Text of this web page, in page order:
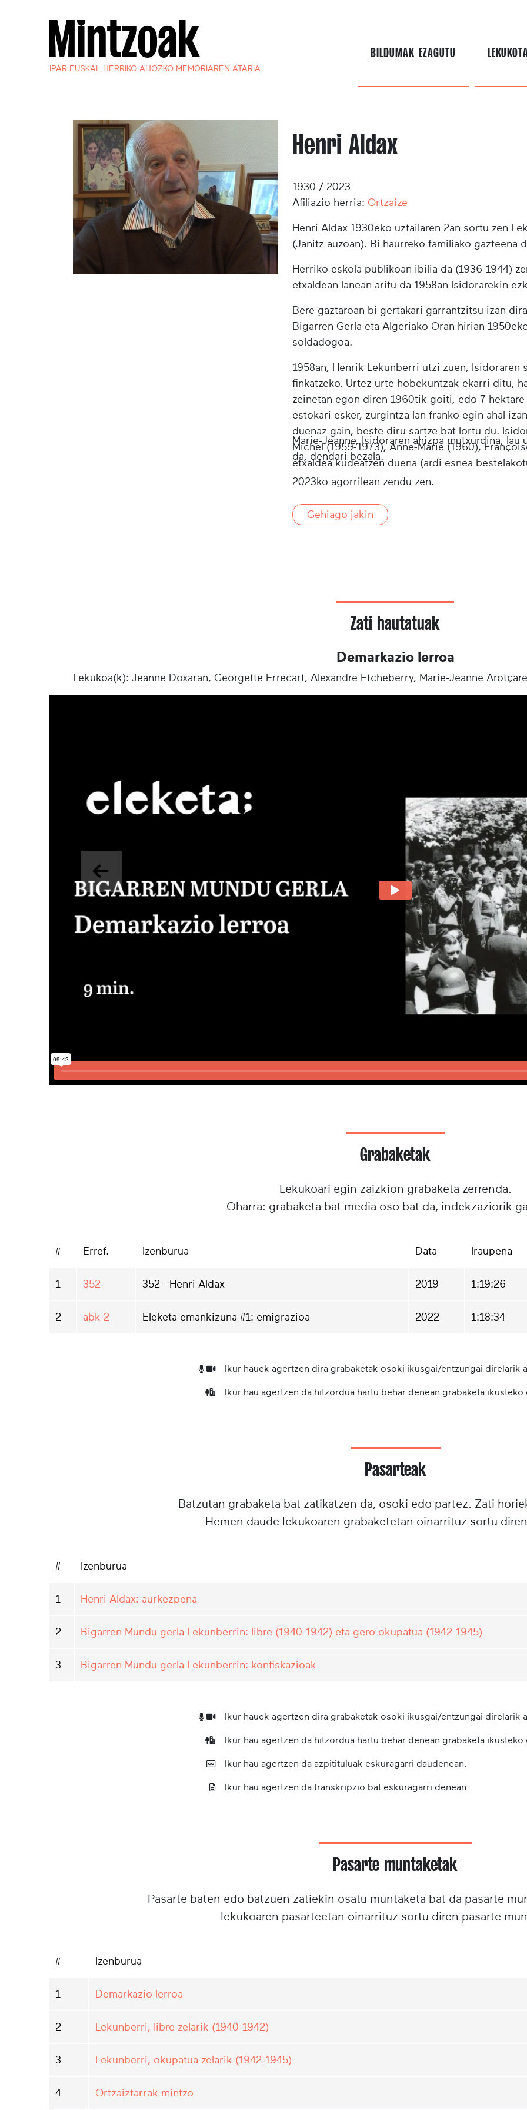
IPAR EUSKAL HERRIKO AHOZKO MEMORIAREN ATARIA
BILDUMAK EZAGUTU
Henri Aldax
1930 / 2023
Afiliazio herria:Ortzaize
Henri Aldax 1930eko uztailaren 2an sortu zen
(Janitz auzoan). Bi haurreko familiako gazteena
Herriko eskola publikoan ibilia da (1936-1944)
etxaldean lanean aritu da 1958an Isidorarekin
Bere gaztaroan bi gertakari garrantzitsu izan
Bigarren Gerla eta Algeriako Oran hirian
soldadogoa.
1958an, Henrik Lekunberri utzi zuen, Isidoraren
finkatzeko. Urtez-urte hobekuntzak ekarri ditu,
zeinetan egon diren 1960tik goiti, edo 7
estokari esker, zurgintza lan franko egin ahal
duenaz gain, beste diru sartze bat lortu du.
Michel (1959-1973), Anne-Marie (1960),
etxaldea kudeatzen duena (ardi esnea
Marie-Jeanne, Isidoraren ahizpa mutxurdina,
da, dendari bezala.
2023ko agorrilean zendu zen.
Gehiago jakin
Zati hautatuak
Demarkazio lerroa
Lekukoa(k): Jeanne Doxaran, Georgette Errecart, Alexandre Etcheberry, Marie-­Jeanne
Aurrekoa
Grabaketak
Lekukoari egin zaizkion grabaketa zerrenda.
Oharra: grabaketa bat media oso bat da, indekzaziorik
# Erref. Izenburua Data Iraupena
1 352 352 - Henri Aldax 2019 1:19:26
2 abk-2 Eleketa emankizuna #1: emigrazioa 2022 1:18:34
Ikur hauek agertzen dira grabaketak osoki ikusgai/entzungai direlarik
Ikur hau agertzen da hitzordua hartu behar denean grabaketa ikusteko
Pasarteak
Batzutan grabaketa bat zatikatzen da, osoki edo partez. Zati
Hemen daude lekukoaren grabaketetan oinarrituz sortu
# Izenburua
1 Henri Aldax: aurkezpena
2 Bigarren Mundu gerla Lekunberrin: libre (1940-1942) eta gero okupatua (1942-1945)
3 Bigarren Mundu gerla Lekunberrin: konfiskazioak
Ikur hauek agertzen dira grabaketak osoki ikusgai/entzungai direlarik
Ikur hau agertzen da hitzordua hartu behar denean grabaketa ikusteko
Ikur hau agertzen da azpitituluak eskuragarri daudenean.
Ikur hau agertzen da transkripzio bat eskuragarri denean.
Pasarte muntaketak
Pasarte baten edo batzuen zatiekin osatu muntaketa bat da pasarte
lekukoaren pasarteetan oinarrituz sortu diren pasarte
# Izenburua
1 Demarkazio lerroa
2 Lekunberri, libre zelarik (1940-1942)
3 Lekunberri, okupatua zelarik (1942-1945)
4 Ortzaiztarrak mintzo